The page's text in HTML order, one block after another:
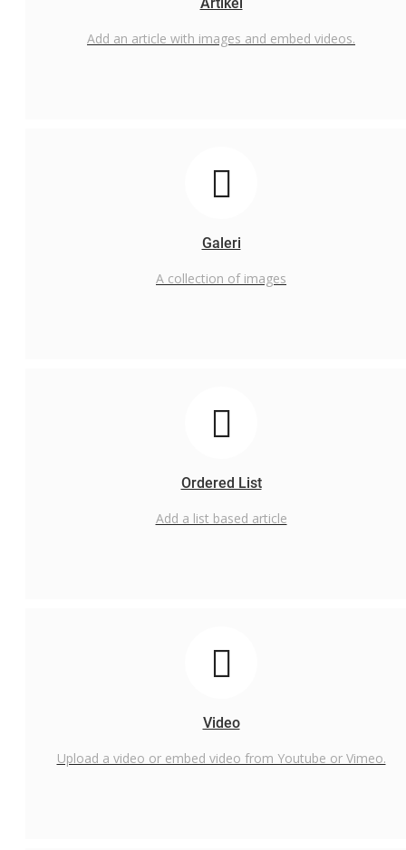
PENGUMUMAN JALUR PRESTASI
PENGUMUMAN KELULUSAN PESERTA UJIAN CBT
Layanan pengaduan
Add an article with images and embed videos.
Galeri
A collection of images
Ordered List
Add a list based article
Video
Upload a video or embed video from Youtube or Vimeo.